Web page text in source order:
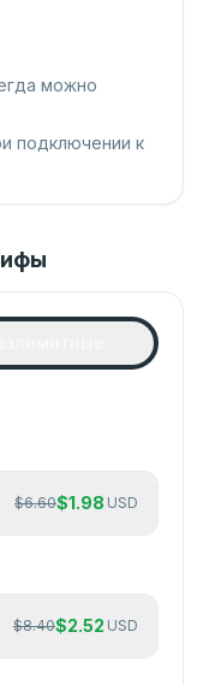
можно
подключении к
$6.60$1.98 USD
$8.40$2.52 USD